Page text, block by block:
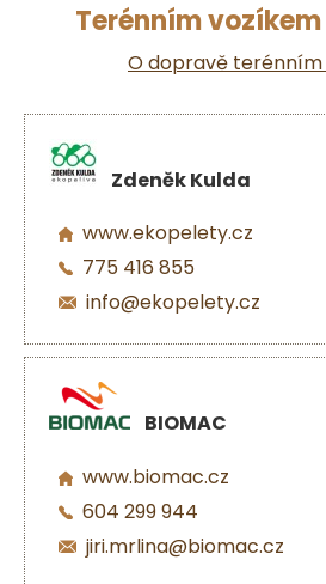
Terénním
O dopravě
Zdeněk Kulda
www.ekopelety.cz
775 416 855
info@ekopelety.cz
BIOMAC
www.biomac.cz
604 299 944
jiri.mrlina@biomac.cz